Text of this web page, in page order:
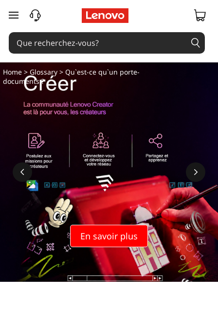
Q
u
e
n
passer au contenu principal
En savoir plus
Home >Glossary > Qu`est-ce qu`un porte-
documents ?